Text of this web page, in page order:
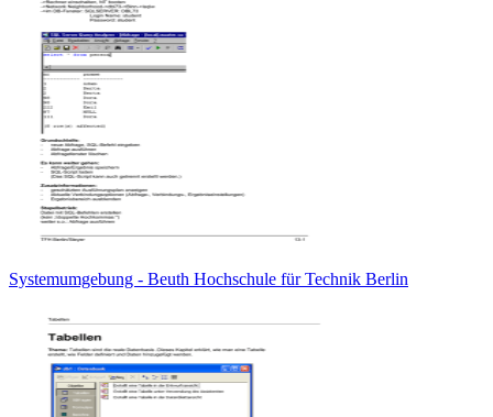
Systemumgebung - Beuth Hochschule für Technik Berlin